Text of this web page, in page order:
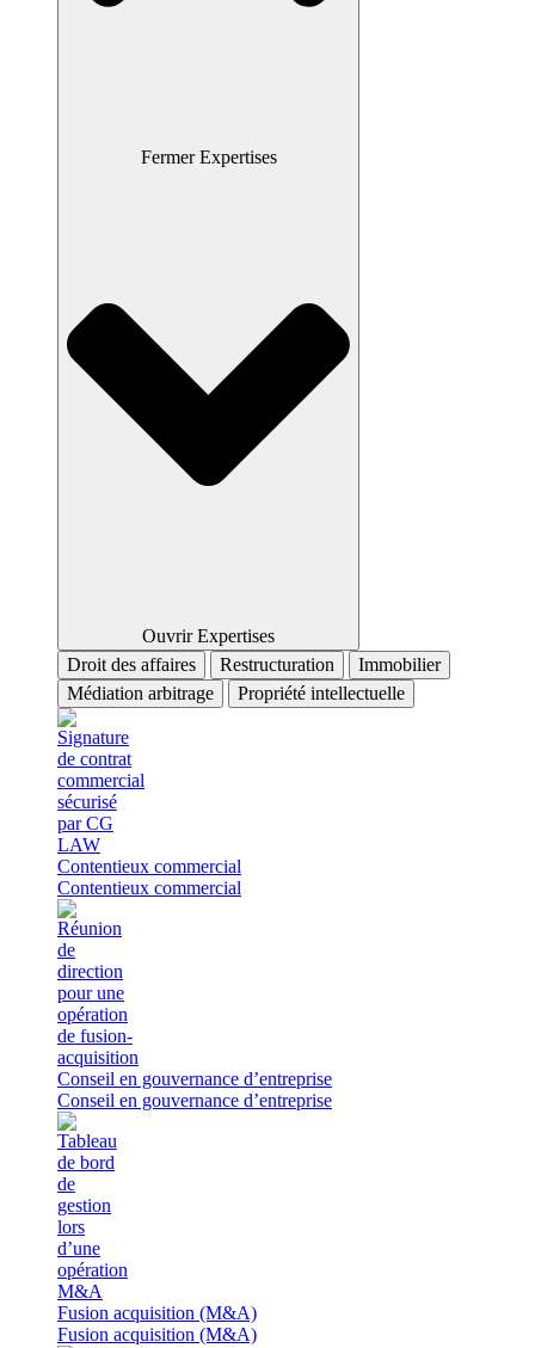
Fermer Expertises
Ouvrir Expertises
Droit des affaires
Restructuration
Immobilier
Médiation arbitrage
Propriété intellectuelle
Contentieux commercial
Contentieux commercial
Conseil en gouvernance d’entreprise
Conseil en gouvernance d’entreprise
Fusion acquisition (M&A)
Fusion acquisition (M&A)